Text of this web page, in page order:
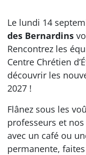
Le lundi 14
des Bernardins
Rencontrez les
Centre Chrétien
découvrir les
2027 !
Flânez sous les
professeurs et
avec un café ou
permanente,